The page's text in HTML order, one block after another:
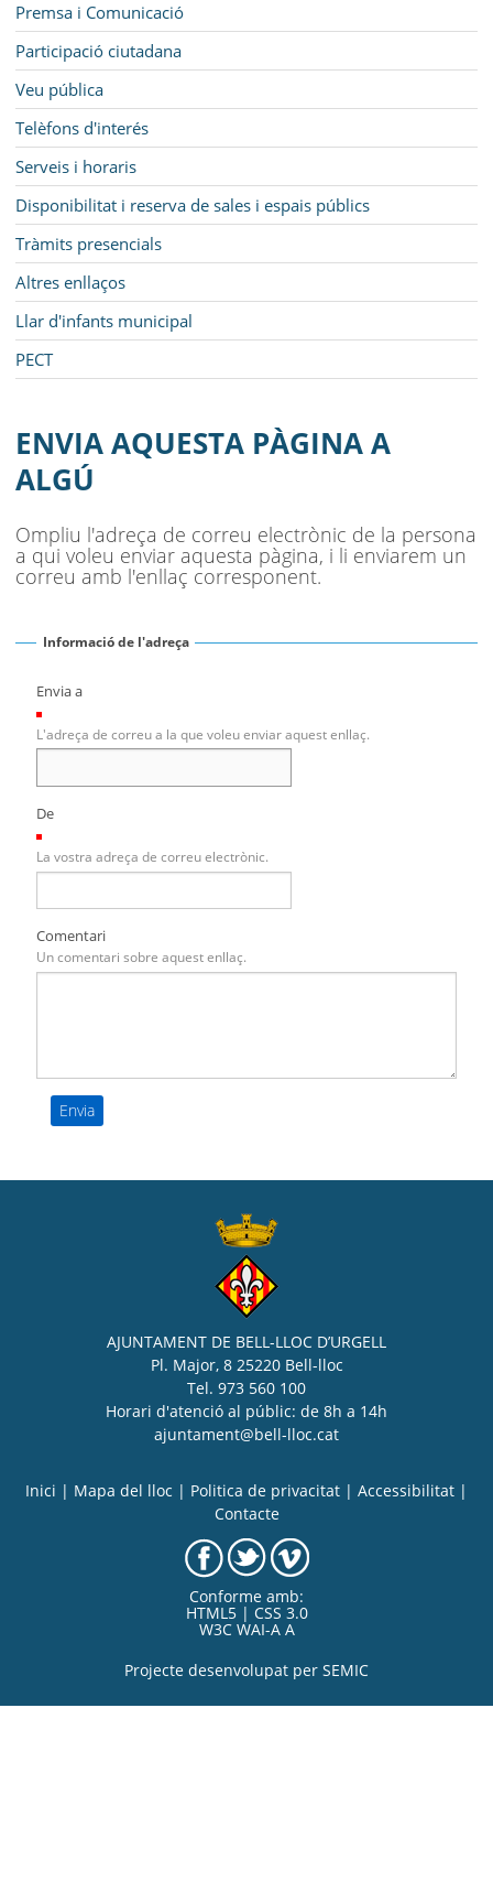
Premsa i Comunicació
Participació ciutadana
Veu pública
Telèfons d'interés
Serveis i horaris
Disponibilitat i reserva de sales i espais públics
Tràmits presencials
Altres enllaços
Llar d'infants municipal
PECT
ENVIA AQUESTA PÀGINA A
ALGÚ
Ompliu l'adreça de correu electrònic de la persona
a qui voleu enviar aquesta pàgina, i li enviarem un
correu amb l'enllaç corresponent.
Informació de l'adreça
Envia a
L'adreça de correu a la que voleu enviar aquest enllaç.
De
La vostra adreça de correu electrònic.
Comentari
Un comentari sobre aquest enllaç.
AJUNTAMENT DE BELL-LLOC D’URGELL
Pl. Major, 8 25220 Bell-lloc
Tel. 973 560 100
Horari d'atenció al públic: de 8h a 14h
ajuntament@bell-lloc.cat
Inici | Mapa del lloc | Politica de privacitat | Accessibilitat |
Contacte
Conforme amb:
HTML5 | CSS 3.0
W3C WAI-A A
Projecte desenvolupat per SEMIC